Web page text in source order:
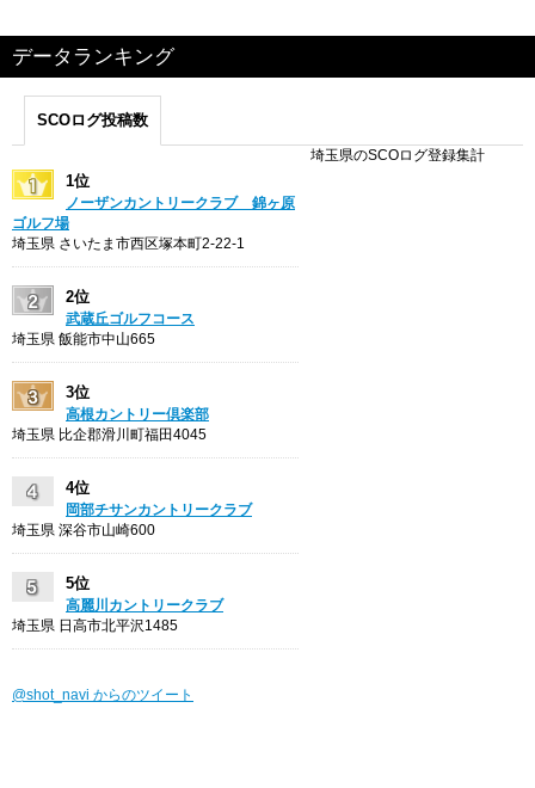
データランキング
SCOログ投稿数
埼玉県のSCOログ登録集計
1位
ノーザンカントリークラブ 錦ヶ原
ゴルフ場
埼玉県 さいたま市西区塚本町2-22-1
2位
武蔵丘ゴルフコース
埼玉県 飯能市中山665
3位
高根カントリー倶楽部
埼玉県 比企郡滑川町福田4045
4位
岡部チサンカントリークラブ
埼玉県 深谷市山崎600
5位
高麗川カントリークラブ
埼玉県 日高市北平沢1485
@shot_navi からのツイート